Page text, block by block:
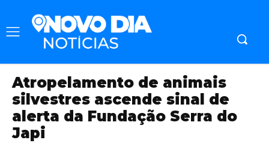
Atropelamento de animais
silvestres ascende sinal de
alerta da Fundação Serra do
Japi